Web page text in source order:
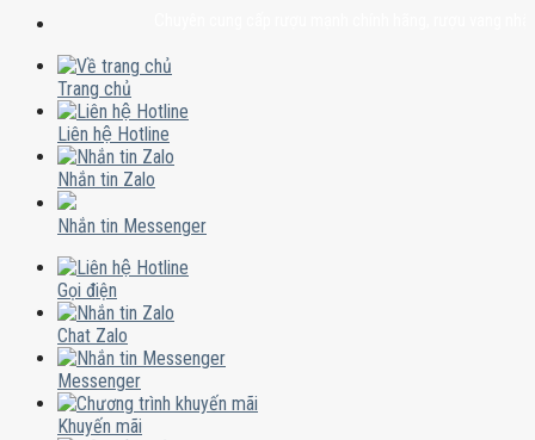
Trang chủ
Liên hệ Hotline
Nhắn tin Zalo
Nhắn tin Messenger
Gọi điện
Chat Zalo
Messenger
Khuyến mãi